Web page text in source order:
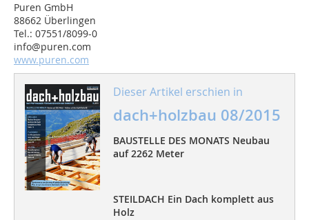
Puren GmbH
88662 Überlingen
Tel.: 07551/8099-0
info@puren.com
www.puren.com
Dieser Artikel erschien in
dach+holzbau 08/2015
BAUSTELLE DES MONATS Neubau
auf 2262 Meter
STEILDACH Ein Dach komplett aus
Holz